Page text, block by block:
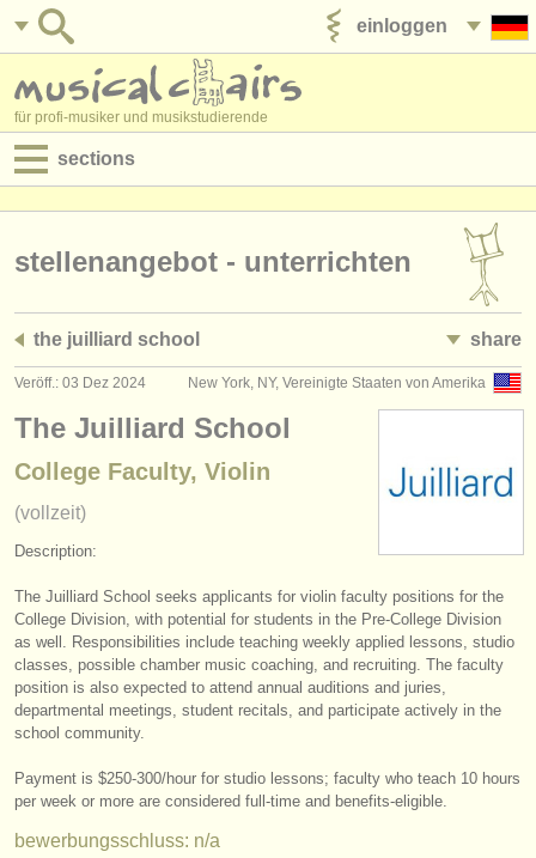
einloggen
für profi-musiker und musikstudierende
sections
jobs - verwaltung
musikwettbewerbe
instrumentenverkauf
gestohlene instrumente
verzeichnisse:
orchester
musikhochschulen
jugendorchester
musicalchairs:
stellenangebot - unterrichten
the juilliard school share
New York, NY, Vereinigte Staaten von Amerika
Veröff.: 03 Dez 2024
The Juilliard School
College Faculty, Violin
(vollzeit)
Description:
The Juilliard School seeks applicants for violin faculty positions for the
College Division, with potential for students in the Pre-College Division
as well. Responsibilities include teaching weekly applied lessons, studio
classes, possible chamber music coaching, and recruiting. The faculty
position is also expected to attend annual auditions and juries,
departmental meetings, student recitals, and participate actively in the
school community.
Payment is $250-300/hour for studio lessons; faculty who teach 10 hours
per week or more are considered full-time and benefits-eligible.
bewerbungsschluss: n/a